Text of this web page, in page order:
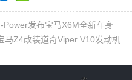
发布宝马X6M全新车身
马Z4改装道奇Viper V10发动机